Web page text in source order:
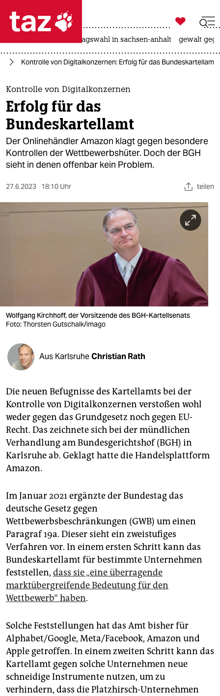
 taz zahl ich
taz zahl ich
themen
politik
öko
gesellschaft
sport
verlag
veranstaltungen
shop
fragen & hilfe
unterstützen
abo
genossenschaft
epaper login

taz zahl ich
landtagswahl in sachsen-anhalt gewalt
Kontrolle von Digitalkonzernen: Erfolg für das Bundeskartellamt
Kontrolle von Digitalkonzernen
Erfolg für das
Bundeskartellamt
Der Onlinehändler Amazon klagt gegen besondere
Kontrollen der Wettbewerbshüter. Doch der BGH
sieht in denen offenbar kein Problem.
27.6.2023 18:10 Uhr teilen
Wolfgang Kirchhoff, der Vorsitzende des BGH-Kartellsenats
Foto: Thorsten Gutschalk/imago
Aus KarlsruheChristian Rath
Die neuen Befugnisse des Kartellamts bei der
Kontrolle von Digitalkonzernen verstoßen wohl
weder gegen das Grundgesetz noch gegen EU-
Recht. Das zeichnete sich bei der mündlichen
Verhandlung am Bundesgerichtshof (BGH) in
Karlsruhe ab. Geklagt hatte die Handelsplattform
Amazon.
Im Januar 2021 ergänzte der Bundestag das
deutsche Gesetz gegen
Wettbewerbsbeschränkungen (GWB) um einen
Paragraf 19a. Dieser sieht ein zweistufiges
Verfahren vor. In einem ersten Schritt kann das
Bundeskartellamt für bestimmte Unternehmen
feststellen, dass sie „eine überragende
marktübergreifende Bedeutung für den
Wettbewerb“ haben.
Solche Feststellungen hat das Amt bisher für
Alphabet/Google, Meta/Facebook, Amazon und
Apple getroffen. In einem zweiten Schritt kann das
Kartellamt gegen solche Unternehmen neue
schneidige Instrumente nutzen, um zu
verhindern, dass die Platzhirsch-Unternehmen